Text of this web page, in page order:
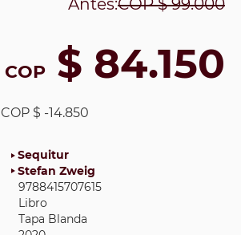
Antes:COP$ 99.000
COP $ 84.150
COP $ -14.850
Sequitur
Stefan Zweig
9788415707615
Libro
Tapa Blanda